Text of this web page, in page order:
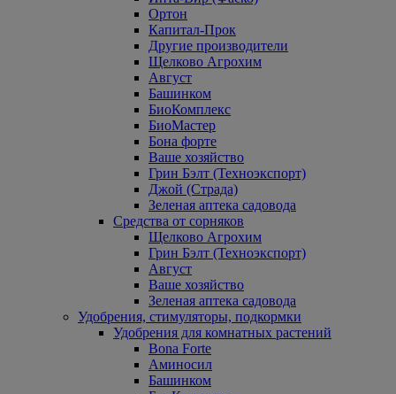
Ортон
Капитал-Прок
Другие производители
Щелково Агрохим
Август
Башинком
БиоКомплекс
БиоМастер
Бона форте
Ваше хозяйство
Грин Бэлт (Техноэкспорт)
Джой (Страда)
Зеленая аптека садовода
Средства от сорняков
Щелково Агрохим
Грин Бэлт (Техноэкспорт)
Август
Ваше хозяйство
Зеленая аптека садовода
Удобрения, стимуляторы, подкормки
Удобрения для комнатных растений
Bona Forte
Аминосил
Башинком